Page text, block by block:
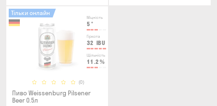
Міцність
5 °
Гіркота
32 IBU
Щільність
11.2 %
(0)
Тільки онлайн
Пиво Weissenburg Pilsener
Beer 0.5л